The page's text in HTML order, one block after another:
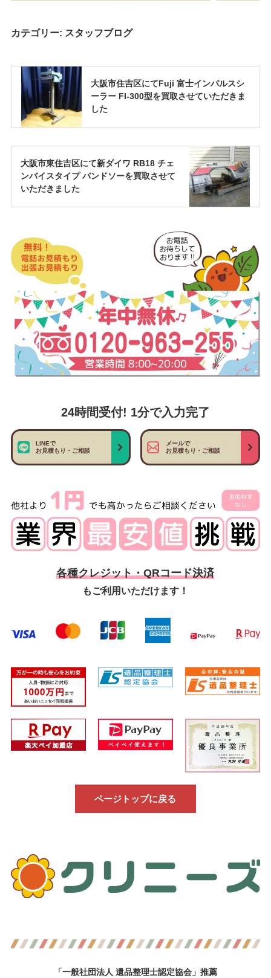
カテゴリー: スタッフブログ
大阪市住吉区にてFuji 富士インパルスシ
ーラー FI-300型を買取させていただきま
した
大阪市東住吉区にて新ダイワ RB18 チェ
ンバイスタイプ バンドソーを買取させて
いただきました
24時間受付! 1分で入力完了
LINEで
お見積もり・ご相談
メールで
お見積もり・ご相談
各種クレジット・QRコード決済
もご利用いただけます！
ページトップに戻る
「一般社団法人 遺品整理士認定協会」推薦